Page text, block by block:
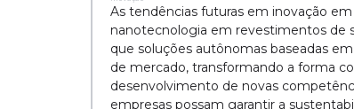
As tendências futuras em inovação
nanotecnologia em revestimentos de
que soluções autônomas baseadas
de mercado, transformando a forma
desenvolvimento de novas
empresas possam garantir a